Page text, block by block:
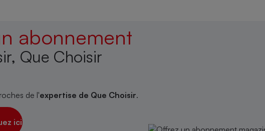
abonnement
Que Choisir
de l'expertise de Que Choisir.
ici